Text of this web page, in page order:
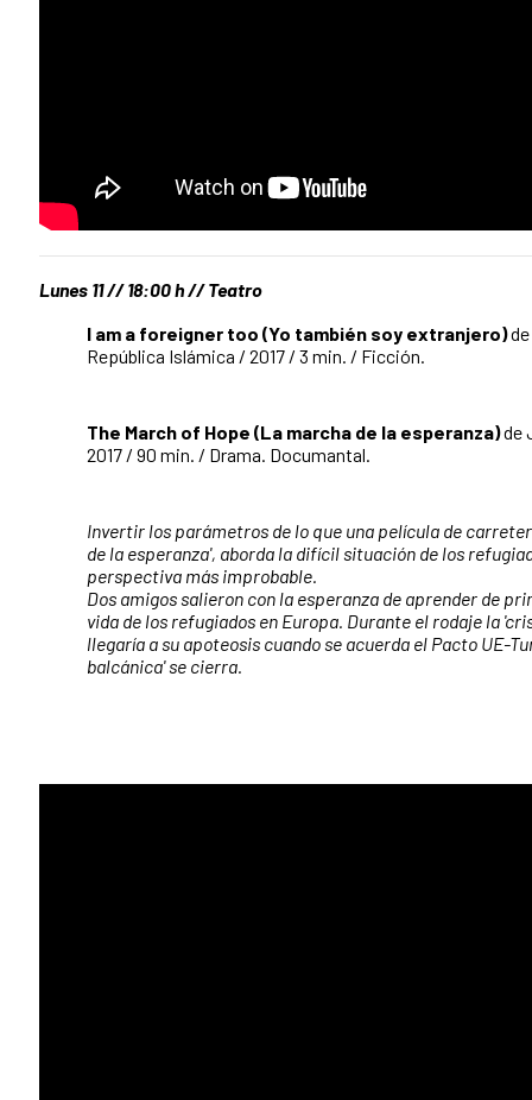
Lunes 11 // 18:00 h // Teatro
I am a foreigner too (Yo también soy extranjero)
República Islámica / 2017 / 3 min. / Ficción.
The March of Hope (La marcha de la esperanza)de
2017 / 90 min. / Drama. Documantal.
Invertir los parámetros de lo que una película de
de la esperanza', aborda la difícil situación de los
perspectiva más improbable.
Dos amigos salieron con la esperanza de aprender de
vida de los refugiados en Europa. Durante el rodaje la
llegaría a su apoteosis cuando se acuerda el Pacto UE-
balcánica' se cierra.